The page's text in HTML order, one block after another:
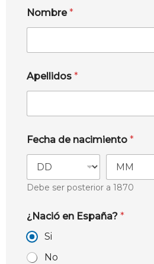
Nombre*
Apellidos *
Fecha de nacimiento *
Debe ser posterior a 1870
¿Nació en España? *
Si
No